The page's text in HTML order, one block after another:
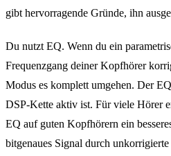
gibt hervorragende Gründe, ihn
Du nutzt EQ. Wenn du ein
Frequenzgang deiner Kopfhörer
Modus es komplett umgehen. Der
DSP-Kette aktiv ist. Für viele Hörer
EQ auf guten Kopfhörern ein
bitgenaues Signal durch